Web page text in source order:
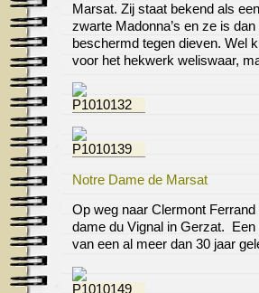
Marsat. Zij staat bekend als
zwarte Madonna’s en ze is
beschermd tegen dieven. Wel
voor het hekwerk weliswaar,
Notre Dame de Marsat
Op weg naar Clermont
dame du Vignal in Gerzat. Een
van een al meer dan 30 jaar